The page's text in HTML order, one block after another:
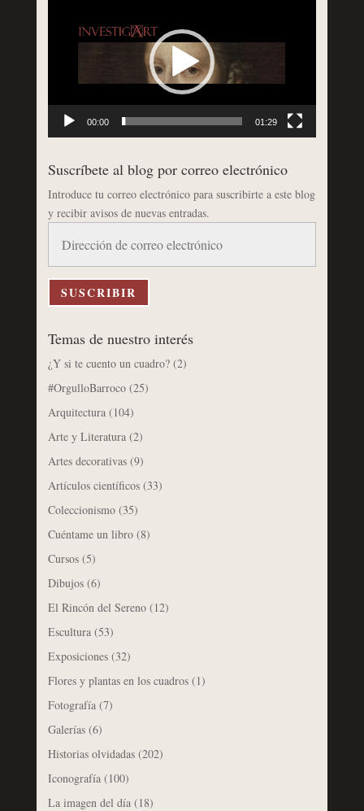
00:00 01:29
Suscríbete al blog por correo electrónico
Introduce tu correo electrónico para suscribirte a este blog
y recibir avisos de nuevas entradas.
correo
electrónico
SUSCRIBIR
Temas de nuestro interés
¿Y si te cuento un cuadro?(2)
#OrgulloBarroco(25)
Arquitectura(104)
Arte y Literatura(2)
Artes decorativas(9)
Artículos científicos(33)
Coleccionismo(35)
Cuéntame un libro(8)
Cursos(5)
Dibujos(6)
El Rincón del Sereno(12)
Escultura(53)
Exposiciones(32)
Flores y plantas en los cuadros(1)
Fotografía(7)
Galerías(6)
Historias olvidadas(202)
Iconografía(100)
La imagen del día(18)